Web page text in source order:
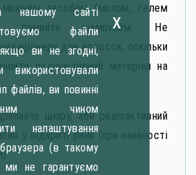
засобом (милом, гелем
помийте шампунем. Не
для волосся, оскільки
радіоактивний матеріал на
шкіру, аби радіоактивний
у відкриті рани (при наявності
нашому сайті
файли
ви не згодні,
файлів, ви повинні
чином
налаштування
(в такому
ми не гарантуємо
x